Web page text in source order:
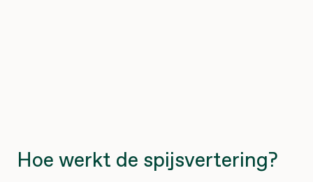
Hoe werkt de spijsvertering?